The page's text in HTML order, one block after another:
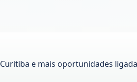
Curitiba e mais oportunidades